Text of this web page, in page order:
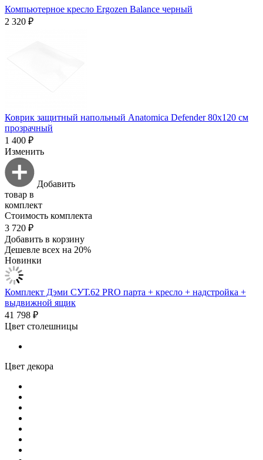
Компьютерное кресло Ergozen Balance черный
2 320 ₽
Коврик защитный напольный Anatomica Defender 80х120 см
прозрачный
1 400 ₽
Изменить
Добавить
товар в
комплект
Стоимость комплекта
3 720 ₽
Добавить в корзину
Дешевле всех на 20%
Новинки
Комплект Дэми СУТ.62 PRO парта + кресло + надстройка +
выдвижной ящик
41 798 ₽
Цвет столешницы
Цвет декора